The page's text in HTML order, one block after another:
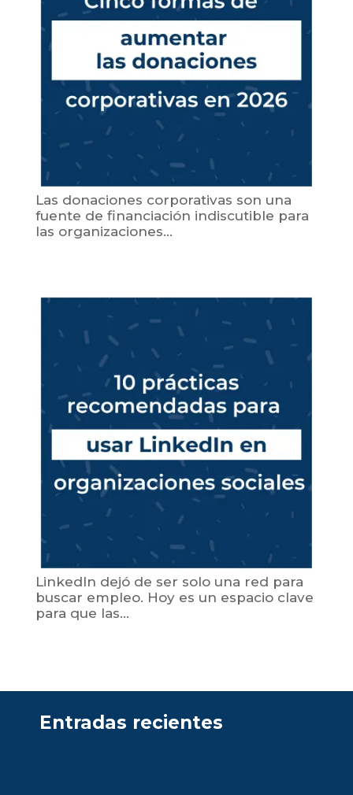
Las donaciones corporativas son una
fuente de financiación indiscutible para
las organizaciones...
LinkedIn dejó de ser solo una red para
buscar empleo. Hoy es un espacio clave
para que las...
Entradas recientes